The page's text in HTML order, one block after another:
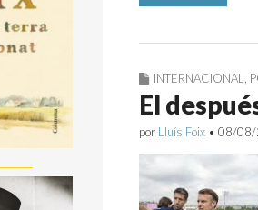
INTERNACIONAL
El
por Lluís Foix • 08/